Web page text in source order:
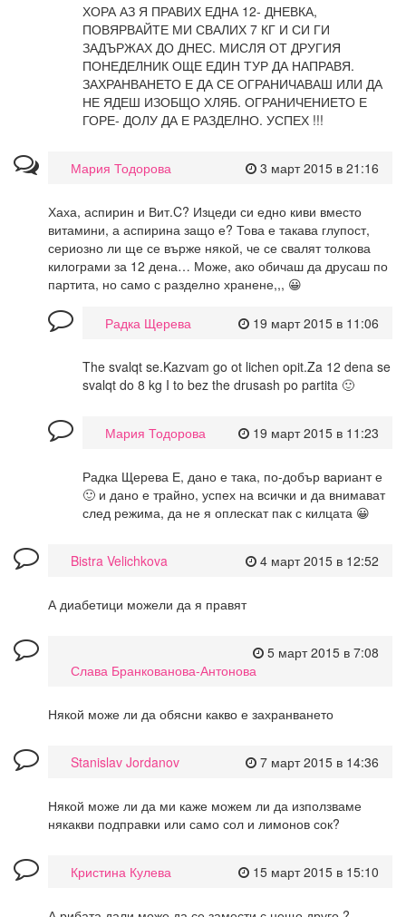
ХОРА АЗ Я ПРАВИХ ЕДНА 12- ДНЕВКА,
ПОВЯРВАЙТЕ МИ СВАЛИХ 7 КГ И СИ ГИ
ЗАДЪРЖАХ ДО ДНЕС. МИСЛЯ ОТ ДРУГИЯ
ПОНЕДЕЛНИК ОЩЕ ЕДИН ТУР ДА НАПРАВЯ.
ЗАХРАНВАНЕТО Е ДА СЕ ОГРАНИЧАВАШ ИЛИ ДА
НЕ ЯДЕШ ИЗОБЩО ХЛЯБ. ОГРАНИЧЕНИЕТО Е
ГОРЕ- ДОЛУ ДА Е РАЗДЕЛНО. УСПЕХ !!!
3 март 2015 в 21:16
Мария Тодорова
Хаха, аспирин и Вит.C? Изцеди си едно киви вместо
витамини, а аспирина защо е? Това е такава глупост,
сериозно ли ще се върже някой, че се свалят толкова
килограми за 12 дена… Може, ако обичаш да друсаш по
партита, но само с разделно хранене,,, 😀
19 март 2015 в 11:06
Радка Щерева
The svalqt se.Kazvam go ot lichen opit.Za 12 dena se
svalqt do 8 kg I to bez the drusash po partita 🙂
19 март 2015 в 11:23
Мария Тодорова
Радка Щерева Е, дано е така, по-добър вариант е
🙂 и дано е трайно, успех на всички и да внимават
след режима, да не я оплескат пак с килцата 😀
4 март 2015 в 12:52
Bistra Velichkova
А диабетици можели да я правят
5 март 2015 в 7:08
Слава Бранкованова-Антонова
Някой може ли да обясни какво е захранването
7 март 2015 в 14:36
Stanislav Jordanov
Някой може ли да ми каже можем ли да използваме
някакви подправки или само сол и лимонов сок?
15 март 2015 в 15:10
Кристина Кулева